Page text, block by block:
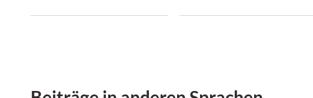
Plattenepithelkarzinom-